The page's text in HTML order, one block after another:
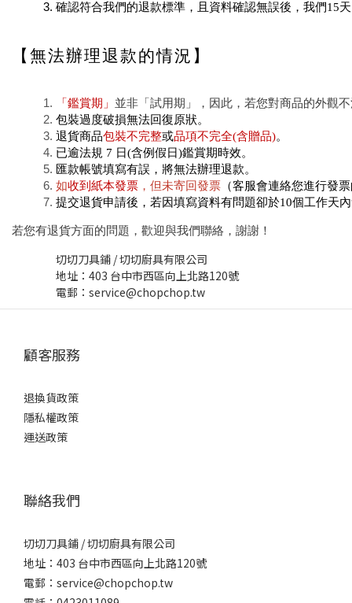
確認符合我們的退款標準，且資料確認無誤後，我們15
【無法辦理退款的情況】
「鑑賞期」 並非「試用期」，因此，若您對商品的外觀
包裝過度破損無法回復原狀。
退貨商品包裝不完整或品項不完全(含贈品)。
已逾法規 7 日(含例假日)鑑賞期時效。
匯款帳號填寫有誤，將無法辦理退款。
如收到紙本發票 ，但未寄回發票 （客服會連絡您進行發
提交退貨申請後，若因填寫資料有問題卻於10個工作天
若您有退貨方面的問題，歡迎與我們聯絡，謝謝！
切切刀具鋪 / 切切廚具有限公司
地址：403 台中市西區向上北路120號
電郵：service@chopchop.tw
顧客服務
退換貨政策
隱私權政策
運送政策
聯絡我們
切切刀具鋪 / 切切廚具有限公司
地址：403 台中市西區向上北路120號
電郵：service@chopchop.tw